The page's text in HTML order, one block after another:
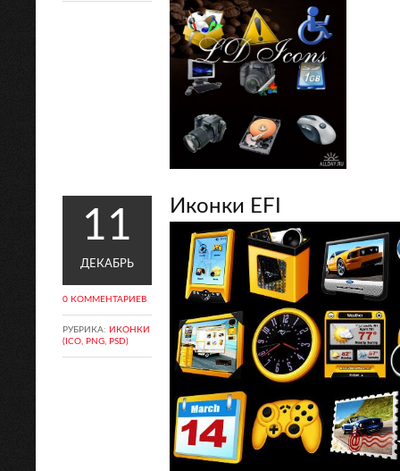
11
ДЕКАБРЬ
0 КОММЕНТАРИЕВ
РУБРИКА: ИКОНКИ
(ICO, PNG, PSD)
Иконки EFI